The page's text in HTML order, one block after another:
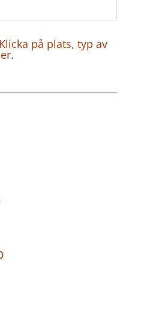
på plats, typ av